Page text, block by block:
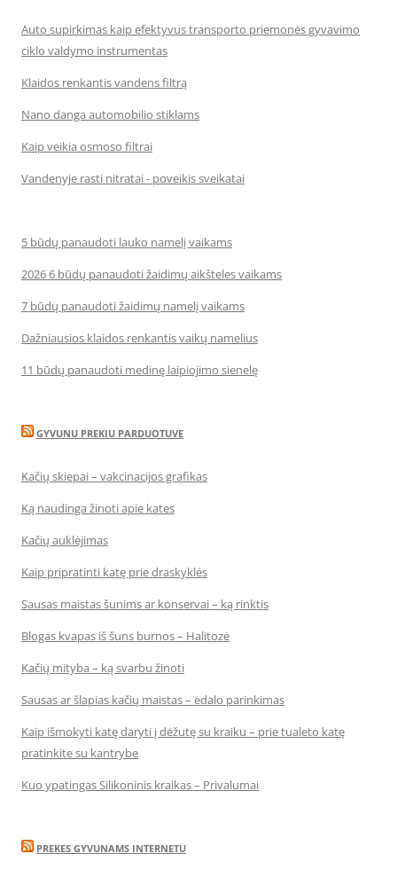
Auto supirkimas kaip efektyvus transporto priemonės gyvavimo
ciklo valdymo instrumentas
Klaidos renkantis vandens filtrą
Nano danga automobilio stiklams
Kaip veikia osmoso filtrai
Vandenyje rasti nitratai - poveikis sveikatai
5 būdų panaudoti lauko namelį vaikams
2026 6 būdų panaudoti žaidimų aikšteles vaikams
7 būdų panaudoti žaidimų namelį vaikams
Dažniausios klaidos renkantis vaikų namelius
11 būdų panaudoti medinę laipiojimo sienelę
GYVUNU PREKIU PARDUOTUVE
Kačių skiepai – vakcinacijos grafikas
Ką naudinga žinoti apie kates
Kačių auklėjimas
Kaip pripratinti katę prie draskyklės
Sausas maistas šunims ar konservai – ką rinktis
Blogas kvapas iš šuns burnos – Halitozė
Kačių mityba – ką svarbu žinoti
Sausas ar šlapias kačių maistas – ėdalo parinkimas
Kaip išmokyti katę daryti į dėžutę su kraiku – prie tualeto katę
pratinkite su kantrybe
Kuo ypatingas Silikoninis kraikas – Privalumai
PREKES GYVUNAMS INTERNETU